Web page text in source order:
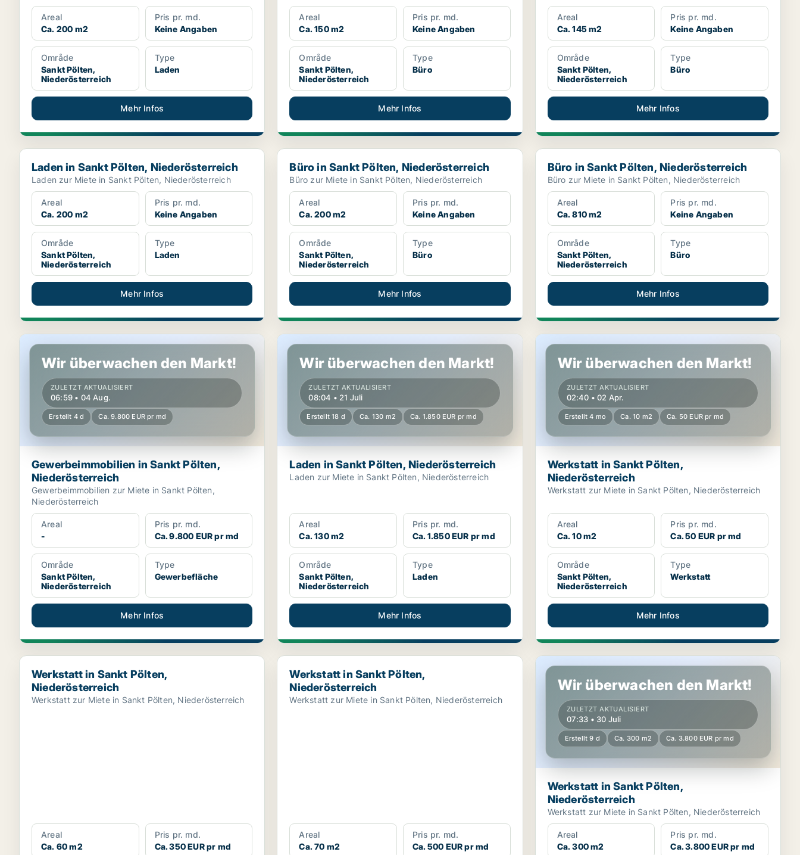
Areal
Ca. 200 m2
Pris pr. md.
Keine Angaben
Område
Sankt Pölten,
Niederösterreich
Type
Laden
Mehr Infos
Areal
Ca. 150 m2
Pris pr. md.
Keine Angaben
Område
Sankt Pölten,
Niederösterreich
Type
Büro
Mehr Infos
Areal
Ca. 145 m2
Pris pr. md.
Keine Angaben
Område
Sankt Pölten,
Niederösterreich
Type
Büro
Mehr Infos
Laden in Sankt Pölten, Niederösterreich
Laden in Sankt Pölten, Niederösterreich
Laden zur Miete in Sankt Pölten, Niederösterreich
Areal
Ca. 200 m2
Pris pr. md.
Keine Angaben
Område
Sankt Pölten,
Niederösterreich
Type
Laden
Mehr Infos
Büro in Sankt Pölten, Niederösterreich
Büro in Sankt Pölten, Niederösterreich
Büro zur Miete in Sankt Pölten, Niederösterreich
Areal
Ca. 200 m2
Pris pr. md.
Keine Angaben
Område
Sankt Pölten,
Niederösterreich
Type
Büro
Mehr Infos
Büro in Sankt Pölten, Niederösterreich
Büro in Sankt Pölten, Niederösterreich
Büro zur Miete in Sankt Pölten, Niederösterreich
Areal
Ca. 810 m2
Pris pr. md.
Keine Angaben
Område
Sankt Pölten,
Niederösterreich
Type
Büro
Mehr Infos
Gewerbeimmobilien in Sankt Pölten, Niederösterreich
Wir überwachen den Markt!
ZULETZT AKTUALISIERT
06:59 • 04 Aug.
Erstellt 4 d Ca. 9.800 EUR pr md
Gewerbeimmobilien in Sankt Pölten,
Niederösterreich
Gewerbeimmobilien zur Miete in Sankt Pölten,
Niederösterreich
Areal
-
Pris pr. md.
Ca. 9.800 EUR pr md
Område
Sankt Pölten,
Niederösterreich
Type
Gewerbefläche
Mehr Infos
Laden in Sankt Pölten, Niederösterreich
Wir überwachen den Markt!
ZULETZT AKTUALISIERT
08:04 • 21 Juli
Erstellt 18 d Ca. 130 m2 Ca. 1.850 EUR pr md
Laden in Sankt Pölten, Niederösterreich
Laden zur Miete in Sankt Pölten, Niederösterreich
Areal
Ca. 130 m2
Pris pr. md.
Ca. 1.850 EUR pr md
Område
Sankt Pölten,
Niederösterreich
Type
Laden
Mehr Infos
Werkstatt in Sankt Pölten, Niederösterreich
Wir überwachen den Markt!
ZULETZT AKTUALISIERT
02:40 • 02 Apr.
Erstellt 4 mo Ca. 10 m2 Ca. 50 EUR pr md
Werkstatt in Sankt Pölten,
Niederösterreich
Werkstatt zur Miete in Sankt Pölten, Niederösterreich
Areal
Ca. 10 m2
Pris pr. md.
Ca. 50 EUR pr md
Område
Sankt Pölten,
Niederösterreich
Type
Werkstatt
Mehr Infos
Werkstatt in Sankt Pölten, Niederösterreich
Werkstatt in Sankt Pölten,
Niederösterreich
Werkstatt zur Miete in Sankt Pölten, Niederösterreich
Areal
Ca. 60 m2
Pris pr. md.
Ca. 350 EUR pr md
Werkstatt in Sankt Pölten, Niederösterreich
Werkstatt in Sankt Pölten,
Niederösterreich
Werkstatt zur Miete in Sankt Pölten, Niederösterreich
Areal
Ca. 70 m2
Pris pr. md.
Ca. 500 EUR pr md
Werkstatt in Sankt Pölten, Niederösterreich
Wir überwachen den Markt!
ZULETZT AKTUALISIERT
07:33 • 30 Juli
Erstellt 9 d Ca. 300 m2 Ca. 3.800 EUR pr md
Werkstatt in Sankt Pölten,
Niederösterreich
Werkstatt zur Miete in Sankt Pölten, Niederösterreich
Areal
Ca. 300 m2
Pris pr. md.
Ca. 3.800 EUR pr md